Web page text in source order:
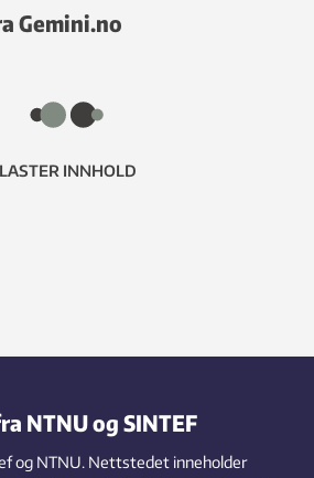
Gemini.no
LASTER INNHOLD
NTNU og SINTEF
og NTNU. Nettstedet inneholder